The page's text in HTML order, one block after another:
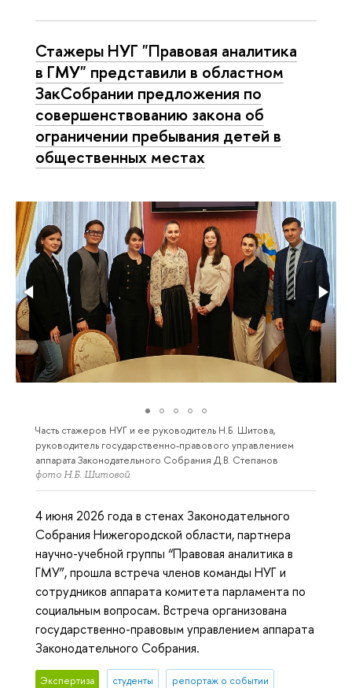
Стажеры НУГ "Правовая аналитика
в ГМУ" представили в областном
ЗакСобрании предложения по
совершенствованию закона об
ограничении пребывания детей в
общественных местах
Часть стажеров НУГ и ее руководитель Н.Б. Шитова,
руководитель государственно-правового управлением
аппарата Законодательного Собрания Д.В. Степанов
фото Н.Б. Шитовой
4 июня 2026 года в стенах Законодательного
Собрания Нижегородской области, партнера
научно-учебной группы “Правовая аналитика в
ГМУ”, прошла встреча членов команды НУГ и
сотрудников аппарата комитета парламента по
социальным вопросам. Встреча организована
государственно-правовым управлением аппарата
Законодательного Собрания.
Экспертиза студенты репортаж о событии